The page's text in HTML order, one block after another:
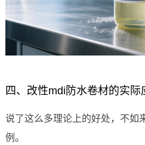
四、改性mdi防水卷材的实际
说了这么多理论上的好处，不如
例。